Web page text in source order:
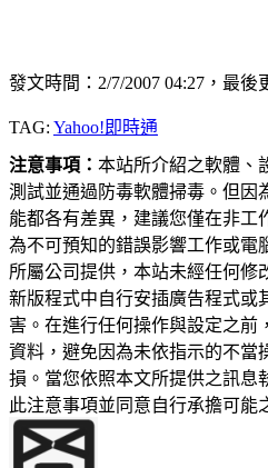
發文時間：2/7/2007 04:27，最後
TAG: Yahoo!即時通
注意事項： 本站所介紹之軟體、
測試並通過防毒軟體掃毒。但因
能都各有差異，建議您僅在非工
為不可預知的錯誤影響工作或電
所屬公司提供，本站未經任何修
新版程式中自行安插廣告程式或
害。在進行任何操作與設定之前
資料，避免因為未依指示的不當
損。當您依照本文所提供之訊息
此注意事項並同意自行承擔可能